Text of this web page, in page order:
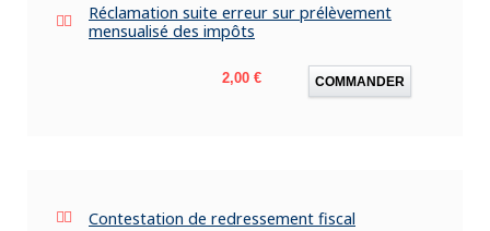
Réclamation suite erreur sur prélèvement
mensualisé des impôts
Prix
2,00 € COMMANDER
Contestation de redressement fiscal